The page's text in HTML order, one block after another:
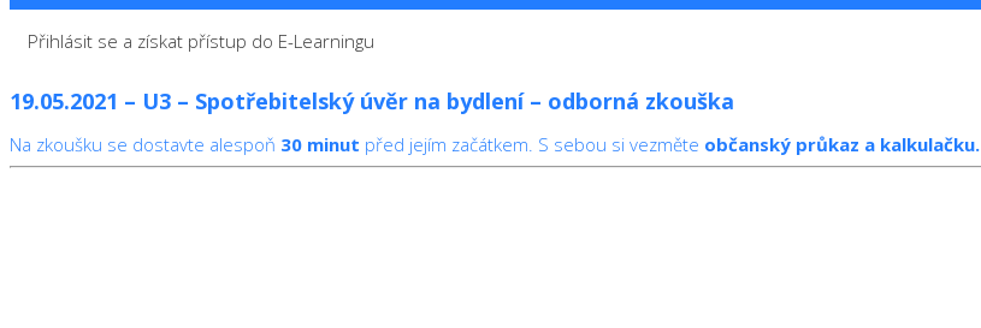
Přihlásit se a získat přístup do E-Learningu
19.05.2021 – U3 – Spotřebitelský úvěr na bydlení – odborná zkouška
Na zkoušku se dostavte alespoň 30 minut před jejím začátkem. S sebou si vezměte občanský průkaz a kalkulačku.